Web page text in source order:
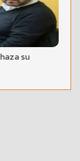
su